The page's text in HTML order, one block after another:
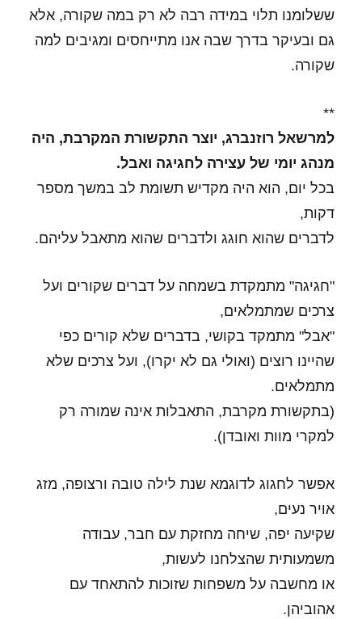
ששלומנו תלוי במידה רבה לא רק במה שקורה, אלא
גם ובעיקר בדרך שבה אנו מתייחסים ומגיבים למה
שקורה.
**
למרשאל רוזנברג, יוצר התקשורת המקרבת, היה
מנהג יומי של עצירה לחגיגה ואבל.
בכל יום, הוא היה מקדיש תשומת לב במשך מספר
דקות,
לדברים שהוא חוגג ולדברים שהוא מתאבל עליהם.
"חגיגה" מתמקדת בשמחה על דברים שקורים ועל
צרכים שמתמלאים,
"אבל" מתמקד בקושי, בדברים שלא קורים כפי
שהיינו רוצים (ואולי גם לא יקרו), ועל צרכים שלא
מתמלאים.
(בתקשורת מקרבת, התאבלות אינה שמורה רק
למקרי מוות ואובדן).
אפשר לחגוג לדוגמא שנת לילה טובה ורצופה, מזג
אויר נעים,
שקיעה יפה, שיחה מחזקת עם חבר, עבודה
משמעותית שהצלחנו לעשות,
או מחשבה על משפחות שזוכות להתאחד עם
אהוביהן.